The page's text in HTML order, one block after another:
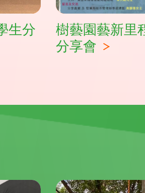
生分
樹藝園藝新里
分享會